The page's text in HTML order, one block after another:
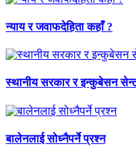
न्याय र जवाफदेहिता कहाँ ?
स्थानीय सरकार र इन्कुबेसन
बालेनलाई सोध्नैपर्ने प्रश्न